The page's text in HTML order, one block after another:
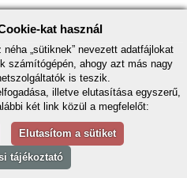
kat használ
„sütiknek” nevezett adatfájlokat
számítógépén, ahogy azt más nagy
is teszik.
illetve elutasítása egyszerű,
két link közül a megfelelőt:
Elutasítom a sütiket
tájékoztató